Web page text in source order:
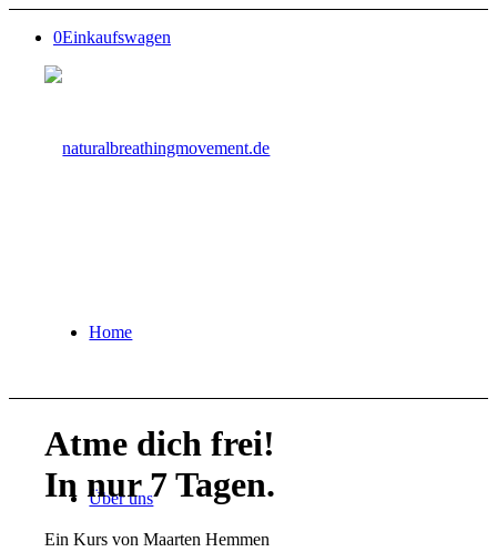
0Einkaufswagen
Home
Über uns
Atme dich frei!
In nur 7 Tagen.
Ein Kurs von Maarten Hemmen